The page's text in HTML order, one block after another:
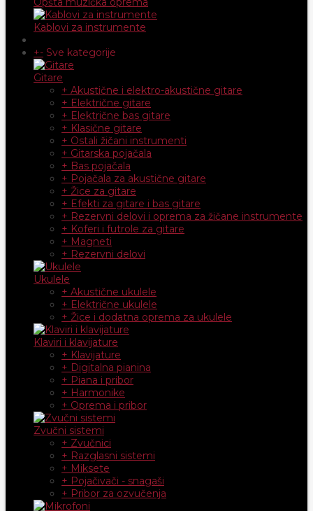
Kablovi za instrumente
+- Sve kategorije
Gitare
+ Akustične i elektro-akustične gitare
+ Električne gitare
+ Električne bas gitare
+ Klasične gitare
+ Ostali žičani instrumenti
+ Gitarska pojačala
+ Bas pojačala
+ Pojačala za akustične gitare
+ Žice za gitare
+ Efekti za gitare i bas gitare
+ Rezervni delovi i oprema za žičane instrumente
+ Koferi i futrole za gitare
+ Magneti
+ Rezervni delovi
Ukulele
+ Akustične ukulele
+ Električne ukulele
+ Žice i dodatna oprema za ukulele
Klaviri i klavijature
+ Klavijature
+ Digitalna pianina
+ Piana i pribor
+ Harmonike
+ Oprema i pribor
Zvučni sistemi
+ Zvučnici
+ Razglasni sistemi
+ Miksete
+ Pojačivači - snagaši
+ Pribor za ozvučenja